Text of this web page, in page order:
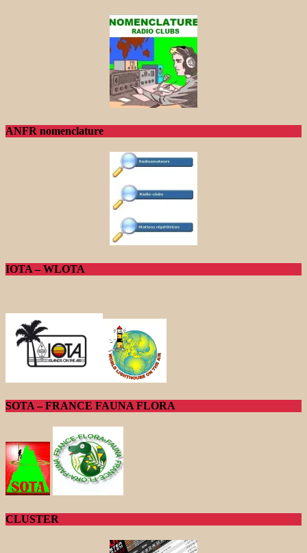
ANFR nomenclature
IOTA – WLOTA
SOTA – FRANCE FAUNA FLORA
CLUSTER